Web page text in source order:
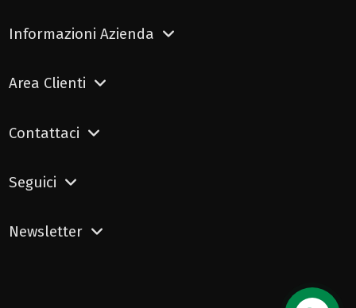
Informazioni Azienda
Area Clienti
Contattaci
Seguici
Newsletter